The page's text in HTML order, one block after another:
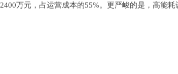
万元，占运营成本的55%。更严峻的是，高能